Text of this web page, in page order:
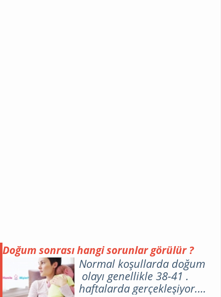
Doğum sonrası hangi sorunlar görülür ?
Normal koşullarda doğum
olayı genellikle 38-41 .
haftalarda gerçekleşiyor.